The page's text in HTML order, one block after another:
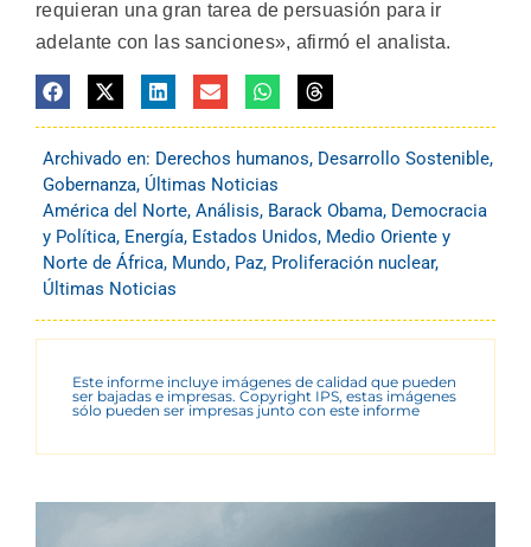
requieran una gran tarea de persuasión para ir
adelante con las sanciones», afirmó el analista.
Archivado en: Derechos humanos, Desarrollo Sostenible,
Gobernanza, Últimas Noticias
América del Norte, Análisis, Barack Obama, Democracia
y Política, Energía, Estados Unidos, Medio Oriente y
Norte de África, Mundo, Paz, Proliferación nuclear,
Últimas Noticias
Este informe incluye imágenes de calidad que pueden
ser bajadas e impresas. Copyright IPS, estas imágenes
sólo pueden ser impresas junto con este informe